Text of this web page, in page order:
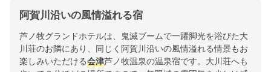
阿賀川沿いの風情溢れる宿
芦ノ牧グランドホテルは、鬼滅ブームで一躍脚光を浴びた大
川荘のお隣にあり、同じく阿賀川沿いの風情溢れる情景もお
楽しみいただける会津芦ノ牧温泉の温泉宿です。大川荘へも